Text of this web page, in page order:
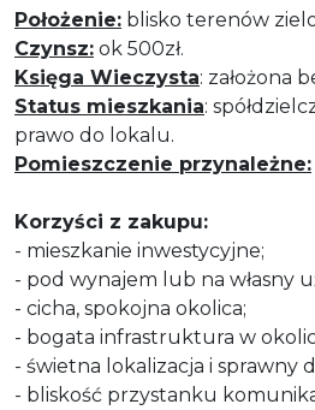
Położenie: blisko terenów
Czynsz: ok 500zł.
Księga Wieczysta: założona
Status mieszkania:
prawo do lokalu.
Pomieszczenie przynależne:
Korzyści z zakupu:
- mieszkanie inwestycyjne;
- pod wynajem lub na własny
- cicha, spokojna okolica;
- bogata infrastruktura w
- świetna lokalizacja i sprawny
- bliskość przystanku